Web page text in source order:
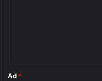
Ad *